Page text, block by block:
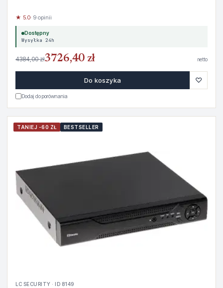
★ 5.0· 9 opinii
Dostępny
Wysyłka 24h
4384,00 zł3726,40 zł netto
Do koszyka ♡
Dodaj do porównania
TANIEJ -60 ZŁ BESTSELLER
LC SECURITY · ID 8149